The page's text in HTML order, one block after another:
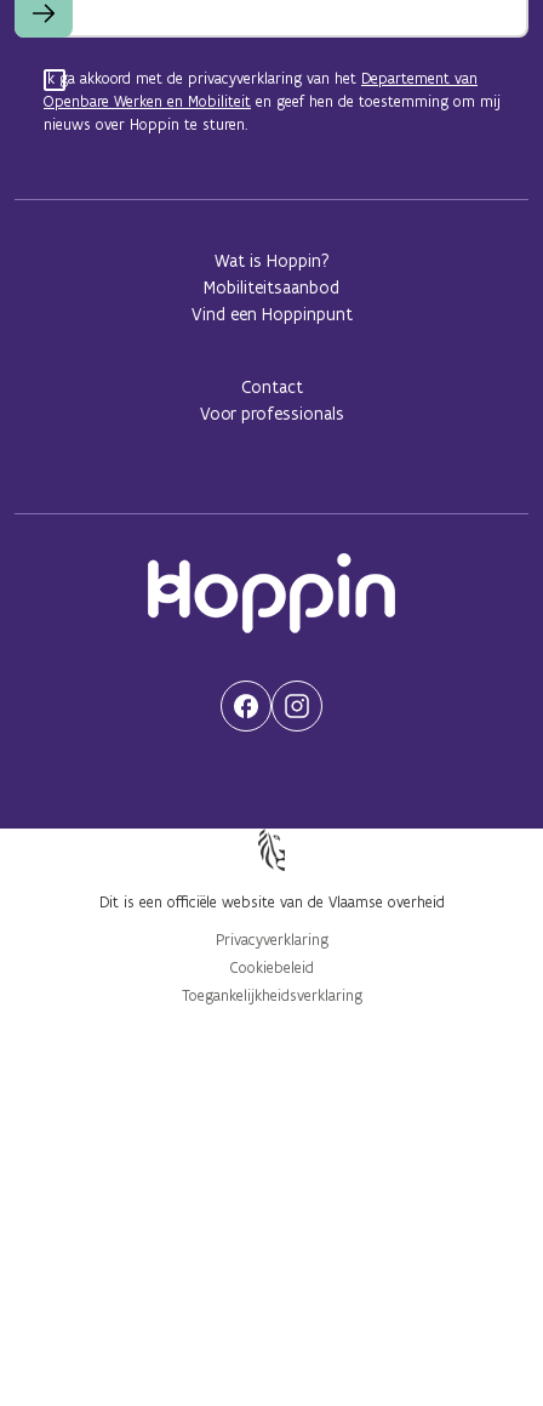
Ik ga akkoord met de privacyverklaring van het Departement van
Openbare Werken en Mobiliteit en geef hen de toestemming om mij
nieuws over Hoppin te sturen.
Wat is Hoppin?
Mobiliteitsaanbod
Vind een Hoppinpunt
Contact
Voor professionals
(Opent in een nieuwe tab)
(Opent in een nieuwe tab)
Dit is een officiële website van de Vlaamse overheid
Privacyverklaring
Cookiebeleid
Toegankelijkheidsverklaring